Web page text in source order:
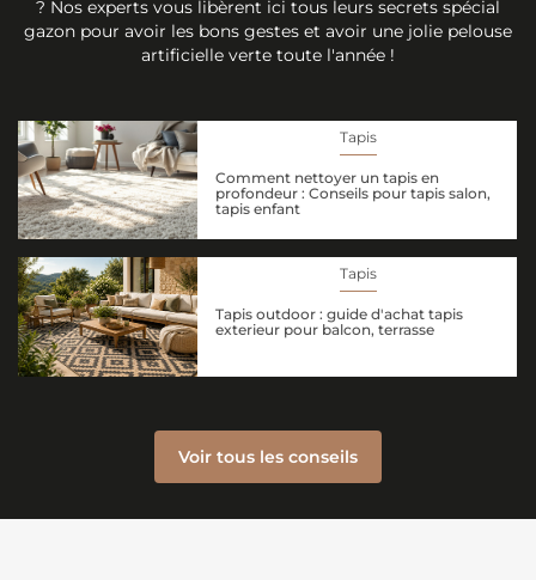
? Nos experts vous libèrent ici tous leurs secrets spécial
gazon pour avoir les bons gestes et avoir une jolie pelouse
artificielle verte toute l'année !
Tapis
Comment nettoyer un tapis en
profondeur : Conseils pour tapis salon,
tapis enfant
Tapis
Tapis outdoor : guide d'achat tapis
exterieur pour balcon, terrasse
Voir tous les conseils